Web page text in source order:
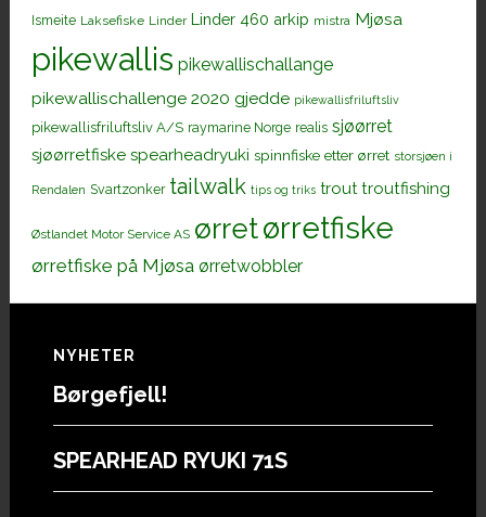
Ismeite Laksefiske Linder Linder 460 arkip mistra Mjøsa
pikewallis pikewallischallange
pikewallischallenge 2020 gjedde pikewallisfriluftsliv
pikewallisfriluftsliv A/S raymarine Norge realis sjøørret
sjøørretfiske spearheadryuki spinnfiske etter ørret storsjøen i
Rendalen Svartzonker tailwalk tips og triks trout troutfishing
Østlandet Motor Service AS ørretørretfiske
ørretfiske på Mjøsa ørretwobbler
Footer
NYHETER
Børgefjell!
SPEARHEAD RYUKI 71S